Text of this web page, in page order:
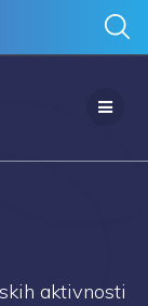
aktivnosti